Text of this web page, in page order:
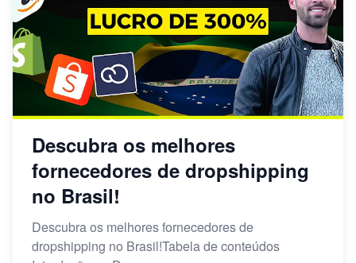
Descubra os melhores
fornecedores de dropshipping
no Brasil!
Descubra os melhores fornecedores de
dropshipping no Brasil!Tabela de conteúdos